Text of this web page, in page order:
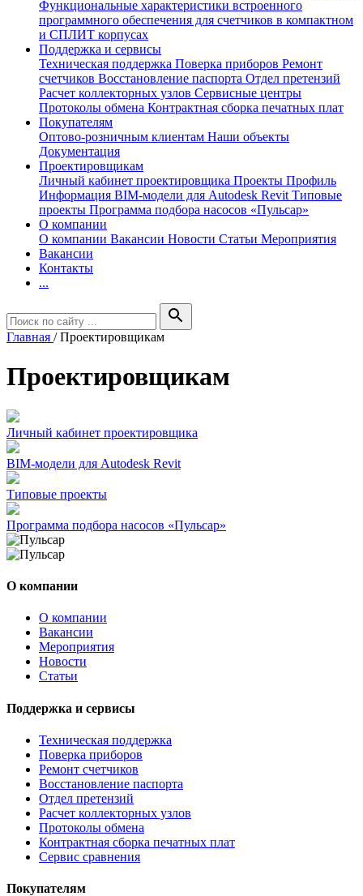
Функциональные характеристики встроенного
программного обеспечения для счетчиков в компактном
и СПЛИТ корпусах
Поддержка и сервисы
Техническая поддержка Поверка приборов Ремонт
счетчиков Восстановление паспорта Отдел претензий
Расчет коллекторных узлов Сервисные центры
Протоколы обмена Контрактная сборка печатных плат
Покупателям
Оптово-розничным клиентам Наши объекты
Документация
Проектировщикам
Личный кабинет проектировщика Проекты Профиль
Информация BIM-модели для Autodesk Revit Типовые
проекты Программа подбора насосов «Пульсар»
О компании
О компании Вакансии Новости Статьи Мероприятия
Вакансии
Контакты
...
search
Главная /Проектировщикам
Проектировщикам
Личный кабинет проектировщика
BIM-модели для Autodesk Revit
Типовые проекты
Программа подбора насосов «Пульсар»
О компании
О компании
Вакансии
Мероприятия
Новости
Статьи
Поддержка и сервисы
Техническая поддержка
Поверка приборов
Ремонт счетчиков
Восстановление паспорта
Отдел претензий
Расчет коллекторных узлов
Протоколы обмена
Контрактная сборка печатных плат
Сервис сравнения
Покупателям